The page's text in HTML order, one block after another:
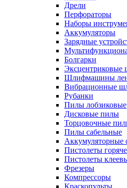
Дрели
Перфораторы
Наборы
Аккумуляторы
Зарядные
Болгарки
Шлифмашины
Вибрационные
Рубанки
Пилы лобзиковые
Дисковые пилы
Торцовочные
Пилы сабельные
Аккумуляторные
Пистолеты
Пистолеты
Фрезеры
Компрессоры
Краскопульты